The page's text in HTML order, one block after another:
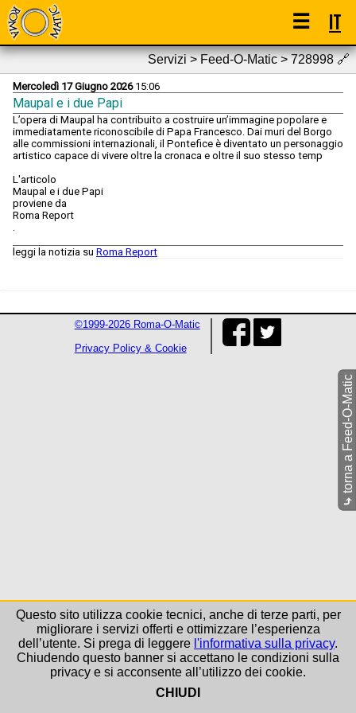
☰ IT
Servizi > Feed-O-Matic > 728998🔗
Mercoledì 17 Giugno 202615:06
Maupal e i due Papi
L’opera di Maupal ha contribuito a costruire un’immagine popolare e
immediatamente riconoscibile di Papa Francesco. Dai muri del Borgo
alle commissioni internazionali, il Pontefice è diventato un personaggio
artistico capace di vivere oltre la cronaca e oltre il suo stesso temp
L'articolo
Maupal e i due Papi
proviene da
Roma Report
.
leggi la notizia su Roma Report
⤷
torna a Feed-O-Matic
©1999-2026 Roma-O-Matic
Privacy Policy & Cookie
Questo sito utilizza cookie tecnici, anche di terze parti, per
migliorare i servizi offerti e ottimizzare l’esperienza
dell’utente. Si prega di leggere l'informativa sulla privacy.
Chiudendo questo banner si accettano le condizioni sulla
privacy e si acconsente all’utilizzo dei cookie.
CHIUDI